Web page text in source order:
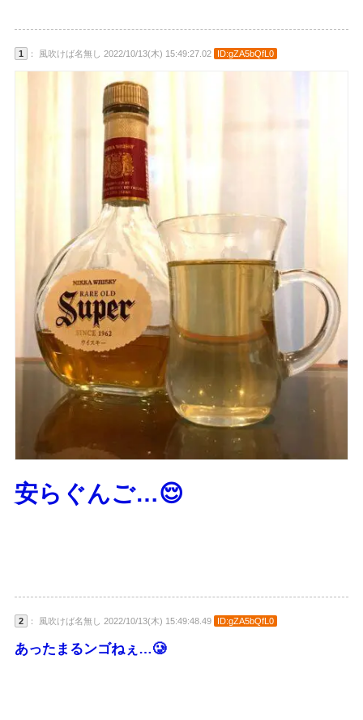
1 ： 風吹けば名無し 2022/10/13(木) 15:49:27.02 ID:gZA5bQfL0
安らぐんご…😌
2 ： 風吹けば名無し 2022/10/13(木) 15:49:48.49 ID:gZA5bQfL0
あったまるンゴねぇ…🥲